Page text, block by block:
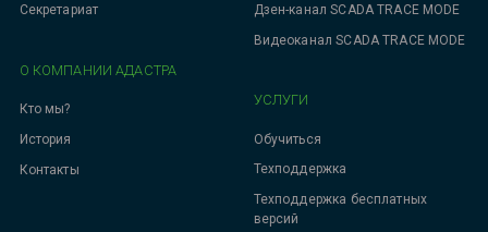
Дзен-канал SCADA TRACE MODE
Видеоканал SCADA TRACE MODE
УСЛУГИ
Обучиться
Техподдержка
Техподдержка бесплатных
версий
Секретариат
О КОМПАНИИ АДАСТРА
Кто мы?
История
Контакты